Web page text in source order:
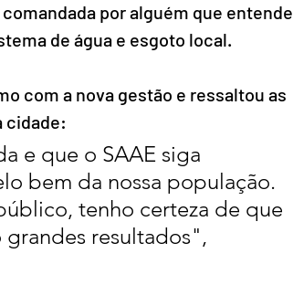
por alguém que entende
de água e esgoto local.
com a nova gestão e ressaltou as
cidade:
e que o SAAE siga
bem da nossa população.
tenho certeza de que
grandes resultados",